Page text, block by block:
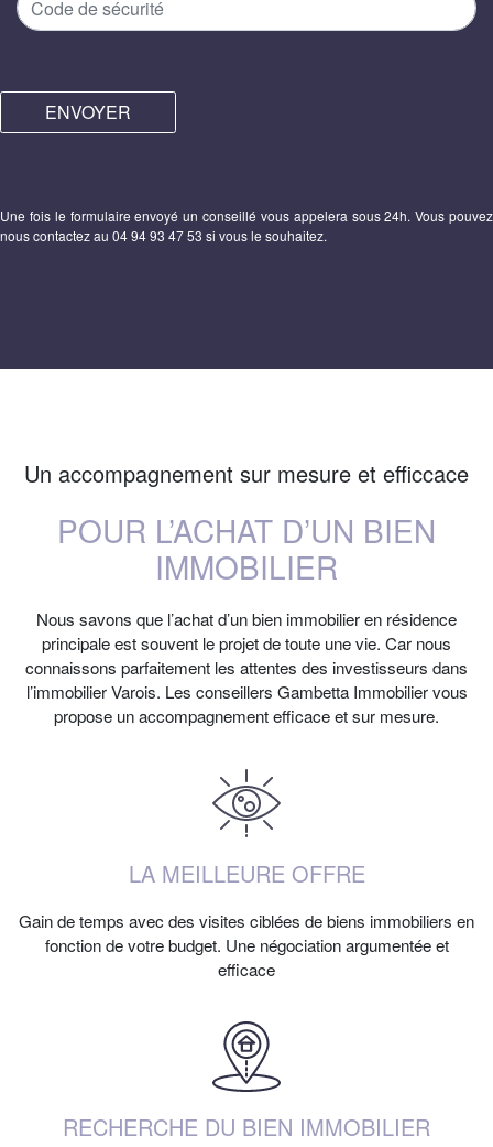
ENVOYER
Une fois le formulaire envoyé un conseillé vous appelera sous 24h. Vous pouvez
nous contactez au 04 94 93 47 53 si vous le souhaitez.
Un accompagnement sur mesure et efficcace
POUR L’ACHAT D’UN BIEN
IMMOBILIER
Nous savons que l’achat d’un bien immobilier en résidence
principale est souvent le projet de toute une vie. Car nous
connaissons parfaitement les attentes des investisseurs dans
l’immobilier Varois. Les conseillers Gambetta Immobilier vous
propose un accompagnement efficace et sur mesure.
LA MEILLEURE OFFRE
Gain de temps avec des visites ciblées de biens immobiliers en
fonction de votre budget. Une négociation argumentée et
efficace
RECHERCHE DU BIEN IMMOBILIER